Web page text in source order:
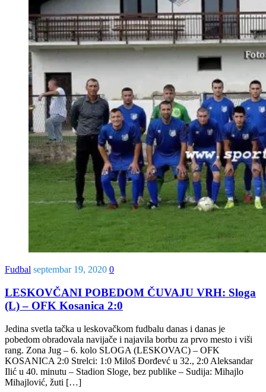
Fudbal septembar 19, 2020 0
LESKOVČANI POBEDOM ČUVAJU VRH: Sloga
(L) – OFK Kosanica 2:0
Jedina svetla tačka u leskovačkom fudbalu danas i danas je
pobedom obradovala navijače i najavila borbu za prvo mesto i viši
rang. Zona Jug – 6. kolo SLOGA (LESKOVAC) – OFK
KOSANICA 2:0 Strelci: 1:0 Miloš Đorđevć u 32., 2:0 Aleksandar
Ilić u 40. minutu – Stadion Sloge, bez publike – Sudija: Mihajlo
Mihajlović, žuti […]